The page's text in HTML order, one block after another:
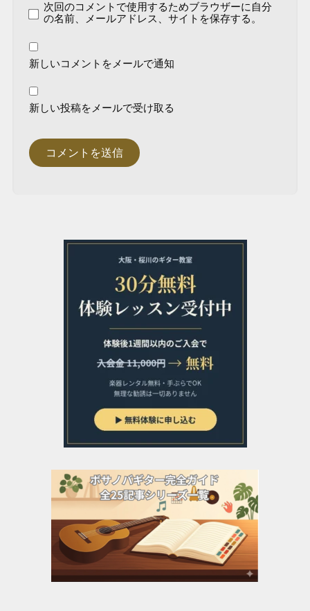
次回のコメントで使用するためブラウザーに自分
の名前、メールアドレス、サイトを保存する。
新しいコメントをメールで通知
新しい投稿をメールで受け取る